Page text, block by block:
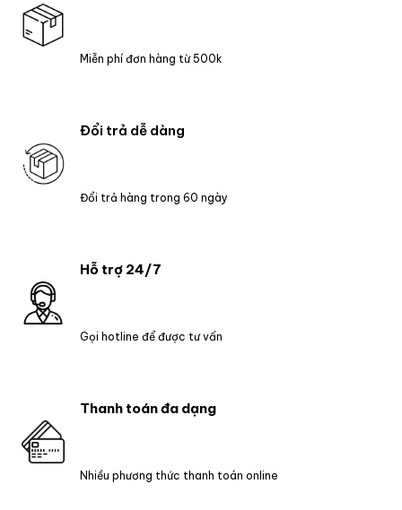
Đổi trả dễ dàng
Đổi trả hàng trong 60 ngày
Hỗ trợ 24/7
Gọi hotline để được tư vấn
Thanh toán đa dạng
Nhiều phương thức thanh toán online
Miễn phí đơn hàng từ 500k